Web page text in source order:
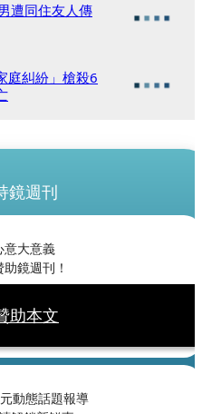
遭同住友人傳
庭糾紛」槍殺6
鏡週刊
意大意義
鏡週刊！
助本文
元動態話題報導